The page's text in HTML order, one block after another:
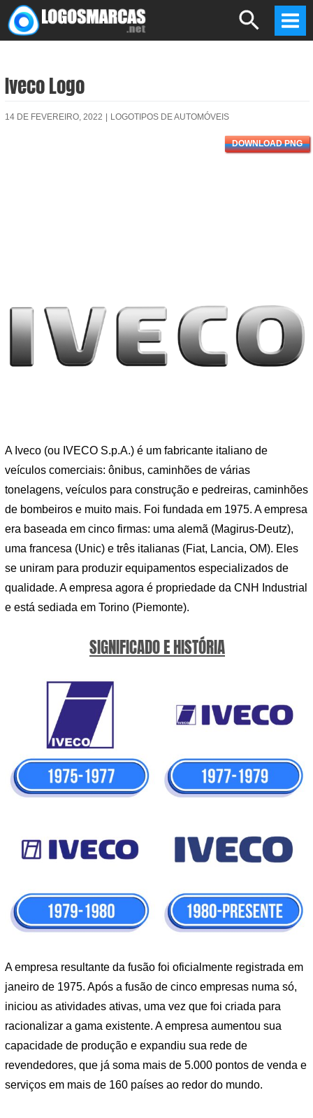
Skip
to
Search
Iveco Logo
14 DE FEVEREIRO, 2022 LOGOTIPOS DE AUTOMÓVEIS
DOWNLOAD PNG
A Iveco (ou IVECO S.p.A.) é um fabricante italiano de
veículos comerciais: ônibus, caminhões de várias
tonelagens, veículos para construção e pedreiras, caminhões
de bombeiros e muito mais. Foi fundada em 1975. A empresa
era baseada em cinco firmas: uma alemã (Magirus-Deutz),
uma francesa (Unic) e três italianas (Fiat, Lancia, OM). Eles
se uniram para produzir equipamentos especializados de
qualidade. A empresa agora é propriedade da CNH Industrial
e está sediada em Torino (Piemonte).
SIGNIFICADO E HISTÓRIA
A empresa resultante da fusão foi oficialmente registrada em
janeiro de 1975. Após a fusão de cinco empresas numa só,
iniciou as atividades ativas, uma vez que foi criada para
racionalizar a gama existente. A empresa aumentou sua
capacidade de produção e expandiu sua rede de
revendedores, que já soma mais de 5.000 pontos de venda e
serviços em mais de 160 países ao redor do mundo.